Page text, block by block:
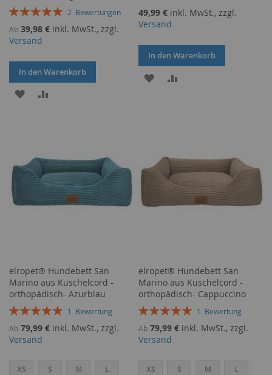
Bewertung:
2 Bewertungen
Ab 39,98 € inkl. MwSt., zzgl.
Versand
In den Warenkorb
ZUR
49,99 € inkl. MwSt., zzgl.
Versand
In den Warenkorb
ZUR
elropet® Hundebett San
Marino aus Kuschelcord -
orthopädisch- Azurblau
Bewertung:
1 Bewertung
Ab 79,99 € inkl. MwSt., zzgl.
Versand
XS S M L
elropet® Hundebett San
Marino aus Kuschelcord -
orthopädisch- Cappuccino
Bewertung:
1 Bewertung
Ab 79,99 € inkl. MwSt., zzgl.
Versand
XS S M L